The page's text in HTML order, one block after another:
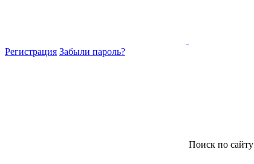
Регистрация Забыли пароль?
Поиск по сайту